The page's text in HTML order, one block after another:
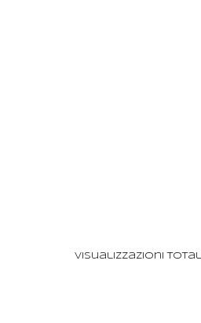
Visualizzazioni totali